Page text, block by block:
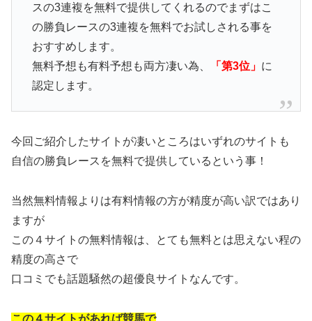
スの3連複を無料で提供してくれるのでまずはこ
の勝負レースの3連複を無料でお試しされる事を
おすすめします。
無料予想も有料予想も両方凄い為、
「第3位」 に
認定します。
今回ご紹介したサイトが凄いところはいずれのサイトも
自信の勝負レースを無料で提供しているという事！
当然無料情報よりは有料情報の方が精度が高い訳ではあり
ますが
この４サイトの無料情報は、とても無料とは思えない程の
精度の高さで
口コミでも話題騒然の超優良サイトなんです。
この４サイトがあれば競馬で